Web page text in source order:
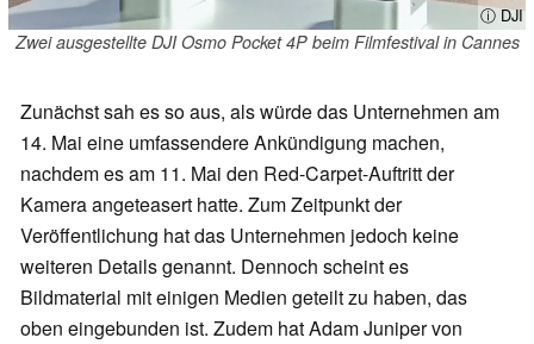
ⓘ DJI
Zwei ausgestellte DJI Osmo Pocket 4P beim Filmfestival in Cannes
Zunächst sah es so aus, als würde das Unternehmen am
14. Mai eine umfassendere Ankündigung machen,
nachdem es am 11. Mai den Red-Carpet-Auftritt der
Kamera angeteasert hatte. Zum Zeitpunkt der
Veröffentlichung hat das Unternehmen jedoch keine
weiteren Details genannt. Dennoch scheint es
Bildmaterial mit einigen Medien geteilt zu haben, das
oben eingebunden ist. Zudem hat Adam Juniper von